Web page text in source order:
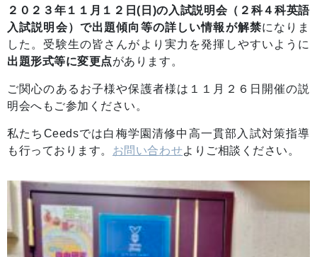
２０２３年１１月１２日(日)の入試説明会（２科４科英語
入試説明会）で出題傾向等の詳しい情報が解禁になりま
した。受験生の皆さんがより実力を発揮しやすいように
出題形式等に変更点があります。
ご関心のあるお子様や保護者様は１１月２６日開催の説
明会へもご参加ください。
私たちCeedsでは白梅学園清修中高一貫部入試対策指導
も行っております。 お問い合わせよりご相談ください。